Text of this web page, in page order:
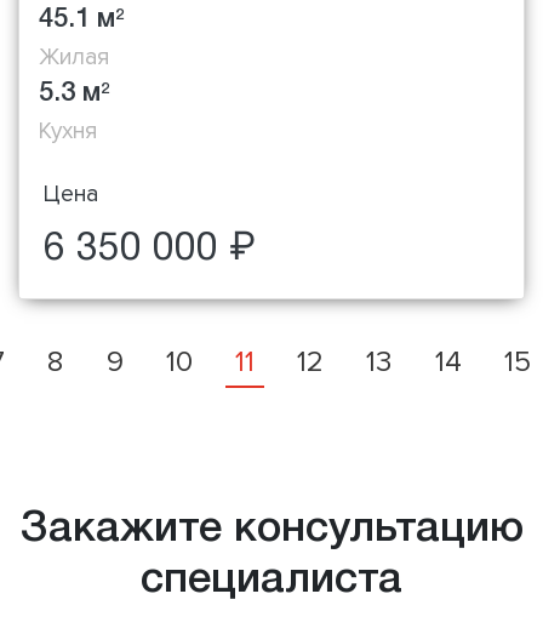
45.1 м2
Жилая
5.3 м2
Кухня
Цена
6 350 000 ₽
8 9 10 11 12 13 14 15
Закажите консультацию
специалиста